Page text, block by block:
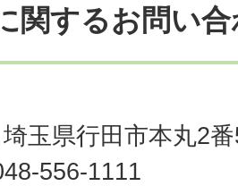
関するお問い
玉県行田市本丸2
556-1111